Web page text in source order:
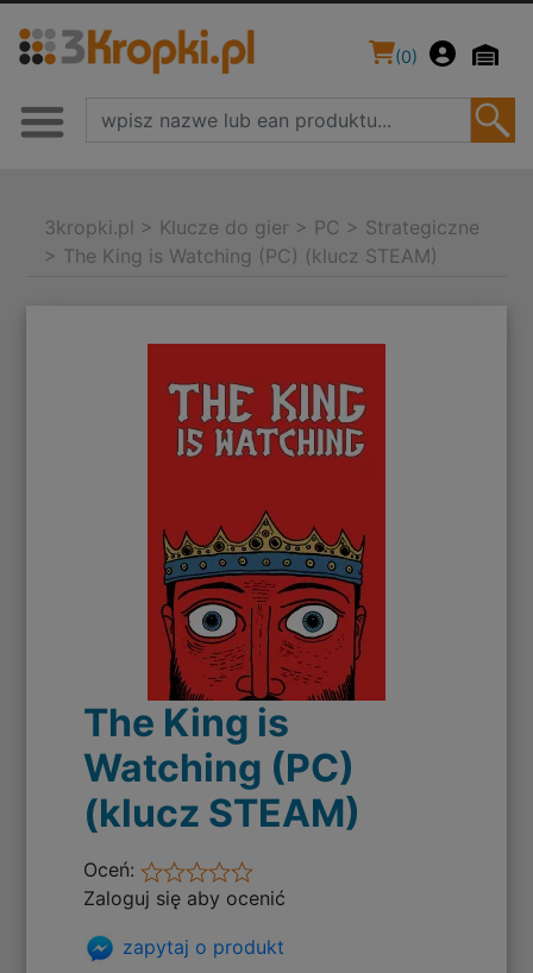
(0)
3kropki.pl > Klucze do gier > PC > Strategiczne
> The King is Watching (PC) (klucz STEAM)
The King is
Watching (PC)
(klucz STEAM)
Oceń:
Zaloguj się aby ocenić
zapytaj o produkt